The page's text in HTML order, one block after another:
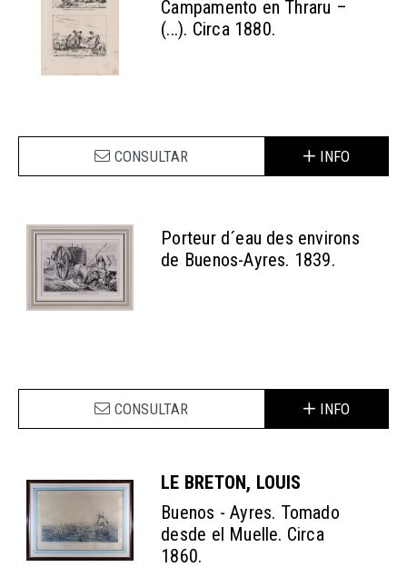
Campamento en Thraru –
(...). Circa 1880.
CONSULTAR INFO
Porteur d´eau des environs
de Buenos-Ayres. 1839.
CONSULTAR INFO
LE BRETON, LOUIS
Buenos - Ayres. Tomado
desde el Muelle. Circa
1860.